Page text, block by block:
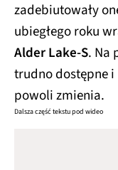
zadebiutowały
ubiegłego roku
Alder Lake-S. Na
trudno dostępne
powoli zmienia.
Dalsza część tekstu pod wideo